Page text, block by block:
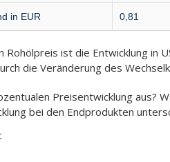
in EUR 0,81
Rohölpreis ist die Entwicklung in
die Veränderung des
Preisentwicklung aus?
bei den Endprodukten